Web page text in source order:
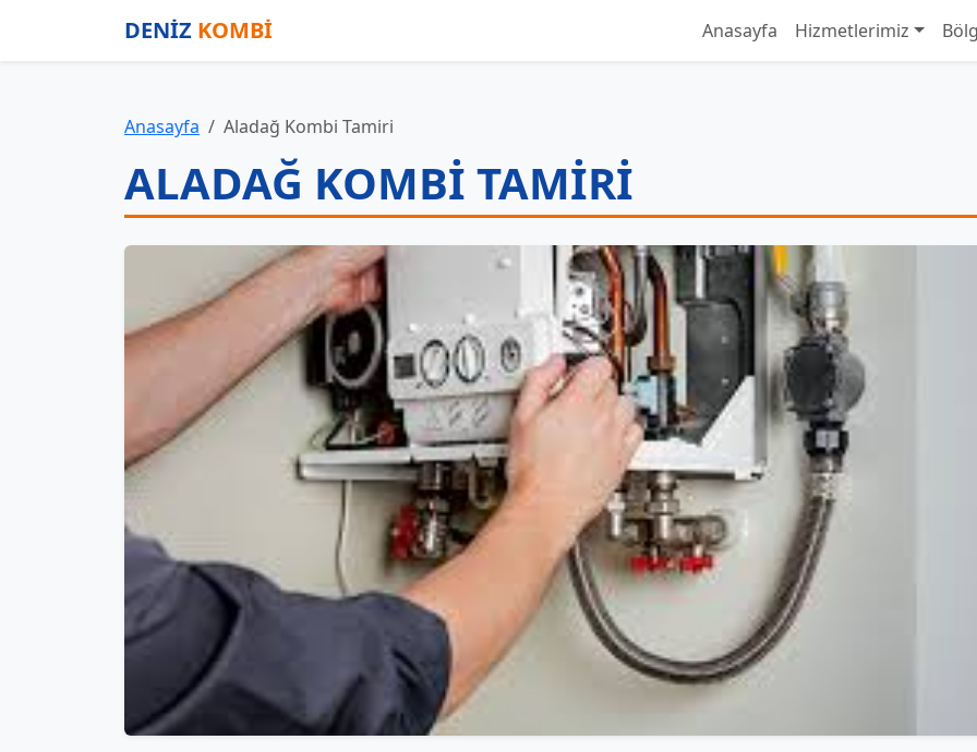
DENİZ KOMBİ Anasayfa Hizmetlerimiz
Anasayfa Aladağ Kombi Tamiri
ALADAĞ KOMBI TAMIRI